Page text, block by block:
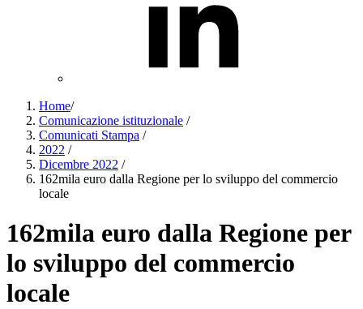
Home/
Comunicazione istituzionale /
Comunicati Stampa /
2022 /
Dicembre 2022 /
162mila euro dalla Regione per lo sviluppo del commercio
locale
162mila euro dalla Regione per
lo sviluppo del commercio
locale